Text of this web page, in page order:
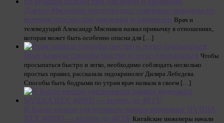
Доктор Мясников предупредил: семейные скандалы по
вечерам опасны при давлении и ожирении Врач и
телеведущий Александр Мясников назвал привычку в отношениях,
которая может быть особенно опасна для […]
Врач назвала способы быстро и легко просыпаться Чтобы
просыпаться быстро и легко, необходимо соблюдать несколько
простых правил, рассказала эндокринолог Диляра Лебедева.
Способы быть бодрыми по утрам врач назвала в своем […]
В Китае начали увеличивать память видеокарт NVIDIA
RTX 4090D — вплоть до 48 ГБ Китайские инженеры начали